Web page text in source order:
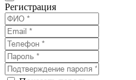
Регистрация